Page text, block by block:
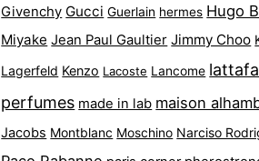
Givenchy Gucci Guerlain hermes Hugo
Miyake Jean Paul Gaultier Jimmy Choo
Lagerfeld Kenzo Lacoste Lancome lattafa
perfumes made in lab maison
Jacobs Montblanc Moschino Narciso